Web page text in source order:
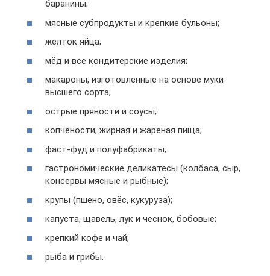
баранины;
мясные субпродукты и крепкие бульоны;
желток яйца;
мёд и все кондитерские изделия;
макароны, изготовленные на основе муки
высшего сорта;
острые пряности и соусы;
копчёности, жирная и жареная пища;
фаст-фуд и полуфабрикаты;
гастрономические деликатесы (колбаса, сыр,
консервы мясные и рыбные);
крупы (пшено, овёс, кукуруза);
капуста, щавель, лук и чеснок, бобовые;
крепкий кофе и чай;
рыба и грибы.